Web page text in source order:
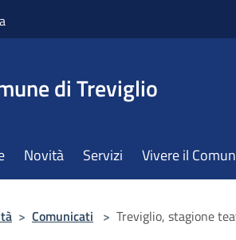
di Treviglio
Novità Servizi Vivere il
> Comunicati > Treviglio, stagione